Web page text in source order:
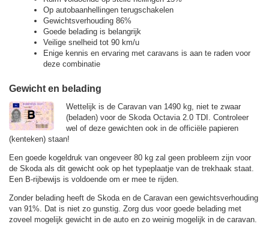
Op autobaanhellingen terugschakelen
Gewichtsverhouding 86%
Goede belading is belangrijk
Veilige snelheid tot 90 km/u
Enige kennis en ervaring met caravans is aan te raden voor
deze combinatie
Gewicht en belading
Wettelijk is de Caravan van 1490 kg, niet te zwaar
(beladen) voor de Skoda Octavia 2.0 TDI. Controleer
wel of deze gewichten ook in de officiële papieren
(kenteken) staan!
Een goede kogeldruk van ongeveer 80 kg zal geen probleem zijn voor
de Skoda als dit gewicht ook op het typeplaatje van de trekhaak staat.
Een B-rijbewijs is voldoende om er mee te rijden.
Zonder belading heeft de Skoda en de Caravan een gewichtsverhouding
van 91%. Dat is niet zo gunstig. Zorg dus voor goede belading met
zoveel mogelijk gewicht in de auto en zo weinig mogelijk in de caravan.